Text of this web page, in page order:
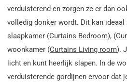
verduisterend en zorgen ze er dan
volledig donker wordt. Dit kan ideaal
slaapkamer (Curtains Bedroom), (
woonkamer (Curtains Living room).
licht en kunt heerlijk slapen. In de
verduisterende gordijnen ervoor dat